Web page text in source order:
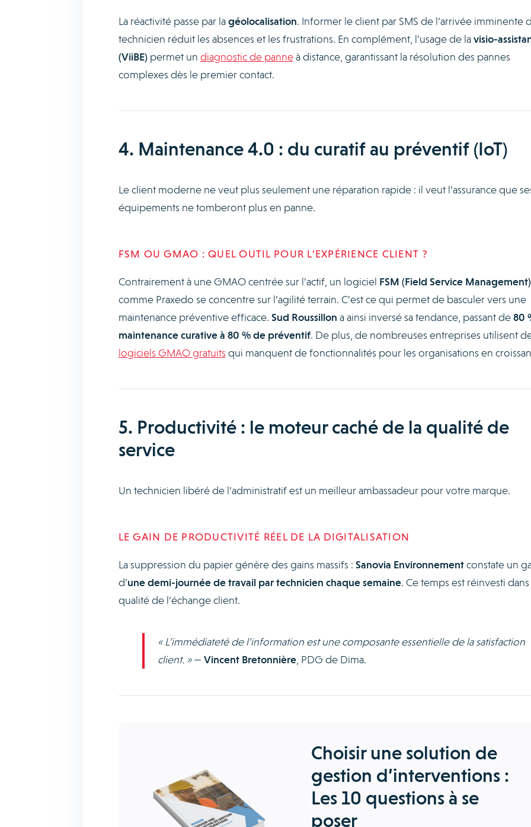
La réactivité passe par lagéolocalisation. Informer le client par SMS de l’arrivée imminente
technicien réduit les absences et les frustrations. En complément, l’usage de lavisio-
(ViiBE) permet un diagnostic de panneà distance, garantissant la résolution des pannes
complexes dès le premier contact.
4. Maintenance 4.0 : du curatif au préventif (IoT)
Le client moderne ne veut plus seulement une réparation rapide : il veut l’assurance que
équipements ne tomberont plus en panne.
FSM OU GMAO : QUEL OUTIL POUR L’EXPÉRIENCE CLIENT ?
Contrairement à une GMAO centrée sur l’actif, un logiciel FSM (Field Service Management)
comme Praxedo se concentre sur l’agilité terrain. C’est ce qui permet de basculer vers une
maintenance préventive efficace. Sud Roussillon a ainsi inversé sa tendance, passant de80
maintenance curative à 80 % de préventif. De plus, de nombreuses entreprises utilisent
logiciels GMAO gratuits qui manquent de fonctionnalités pour les organisations en
5. Productivité : le moteur caché de la qualité de
service
Un technicien libéré de l’administratif est un meilleur ambassadeur pour votre marque.
LE GAIN DE PRODUCTIVITÉ RÉEL DE LA DIGITALISATION
La suppression du papier génère des gains massifs : Sanovia Environnementconstate un
d’une demi-journée de travail par technicien chaque semaine. Ce temps est réinvesti dans
qualité de l’échange client.
« L’immédiateté de l’information est une composante essentielle de la satisfaction
client. »— Vincent Bretonnière, PDG de Dima.
Choisir une solution de
gestion d’interventions :
Les 10 questions à se
poser